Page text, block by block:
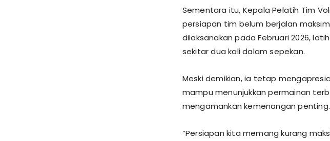
Sementara itu, Kepala Pelatih Tim
persiapan tim belum berjalan
dilaksanakan pada Februari 2026,
sekitar dua kali dalam sepekan.
Meski demikian, ia tetap
mampu menunjukkan permainan
mengamankan kemenangan penting.
“Persiapan kita memang kurang